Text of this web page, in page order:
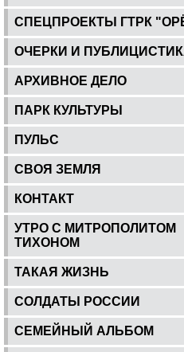
СПЕЦПРОЕКТЫ ГТРК
ОЧЕРКИ И
АРХИВНОЕ ДЕЛО
ПАРК КУЛЬТУРЫ
ПУЛЬС
СВОЯ ЗЕМЛЯ
КОНТАКТ
УТРО С МИТРОПОЛИТОМ
ТИХОНОМ
ТАКАЯ ЖИЗНЬ
СОЛДАТЫ РОССИИ
СЕМЕЙНЫЙ АЛЬБОМ